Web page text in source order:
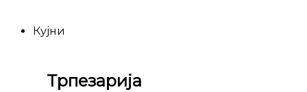
Кујни
Трпезарија